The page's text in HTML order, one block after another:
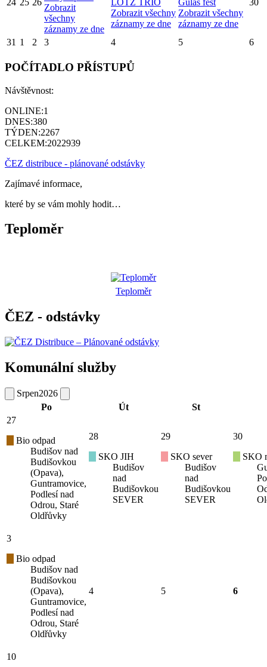
24 25 26
Zobrazit
všechny
záznamy ze dne
LOTZ TRIO
Zobrazit všechny
záznamy ze dne
Guláš fest
Zobrazit všechny
záznamy ze dne
30
31 1 2 3 4 5 6
POČÍTADLO PŘÍSTUPŮ
Návštěvnost:
ONLINE:1
DNES:380
TÝDEN:2267
CELKEM:2022939
ČEZ distribuce - plánované odstávky
Zajímavé informace,
které by se vám mohly hodit…
Teploměr
Teploměr
ČEZ - odstávky
Komunální služby
Srpen2026
Po
Út
St
27
Bio odpad
Budišov nad
Budišovkou
(Opava),
Guntramovice,
Podlesí nad
Odrou, Staré
Oldřůvky
28
SKO JIH
Budišov
nad
Budišovkou
SEVER
29
SKO sever
Budišov
nad
Budišovkou
SEVER
30
SKO
3
Bio odpad
Budišov nad
Budišovkou
(Opava),
Guntramovice,
Podlesí nad
Odrou, Staré
Oldřůvky
4 5 6
10